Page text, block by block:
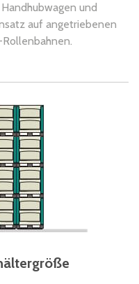
und
auf angetriebenen